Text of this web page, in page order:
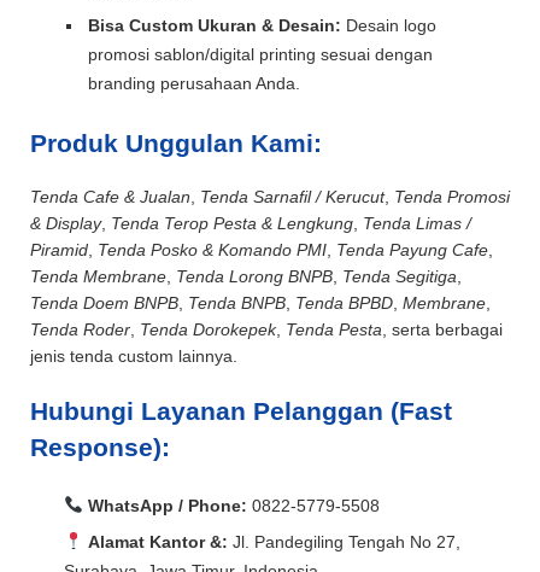
Bisa Custom Ukuran & Desain: Desain logo
promosi sablon/digital printing sesuai dengan
branding perusahaan Anda.
Produk Unggulan Kami:
Tenda Cafe & Jualan Tenda Sarnafil / Kerucut, Tenda Promosi
& Display, Tenda Terop Pesta & Lengkung Tenda Limas /
Piramid Tenda Posko & Komando PMI Tenda Payung Cafe
Tenda Membrane Tenda Lorong BNPB Tenda Segitiga
Tenda Doem BNPB Tenda BNPB Tenda BPBD Membrane
Tenda Roder Tenda Dorokepek, Tenda Pesta , serta berbagai
jenis tenda custom lainnya.
Hubungi Layanan Pelanggan (Fast
Response):
WhatsApp / Phone: 0822-5779-5508
Alamat Kantor &: Jl. Pandegiling Tengah No 27,